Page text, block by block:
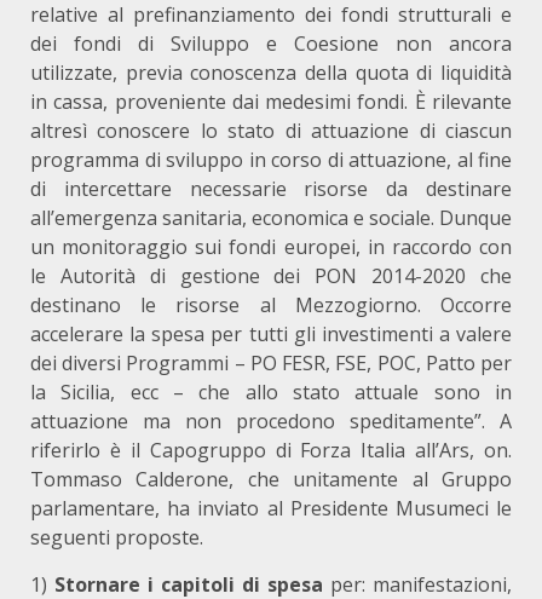
relative al prefinanziamento dei fondi strutturali e
dei fondi di Sviluppo e Coesione non ancora
utilizzate, previa conoscenza della quota di liquidità
in cassa, proveniente dai medesimi fondi. È rilevante
altresì conoscere lo stato di attuazione di ciascun
programma di sviluppo in corso di attuazione, al fine
di intercettare necessarie risorse da destinare
all’emergenza sanitaria, economica e sociale. Dunque
un monitoraggio sui fondi europei, in raccordo con
le Autorità di gestione dei PON 2014-2020 che
destinano le risorse al Mezzogiorno. Occorre
accelerare la spesa per tutti gli investimenti a valere
dei diversi Programmi – PO FESR, FSE, POC, Patto per
la Sicilia, ecc – che allo stato attuale sono in
attuazione ma non procedono speditamente”. A
riferirlo è il Capogruppo di Forza Italia all’Ars, on.
Tommaso Calderone, che unitamente al Gruppo
parlamentare, ha inviato al Presidente Musumeci le
seguenti proposte.
1) Stornare i capitoli di spesa per: manifestazioni,